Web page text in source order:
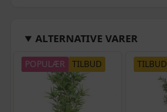
ALTERNATIVE VARER
POPULÆR TILBUD TILBUD